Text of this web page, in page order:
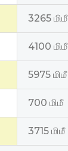
3265 மிமீ
4100 மிமீ
5975 மிமீ
700 மிமீ
3715 மிமீ